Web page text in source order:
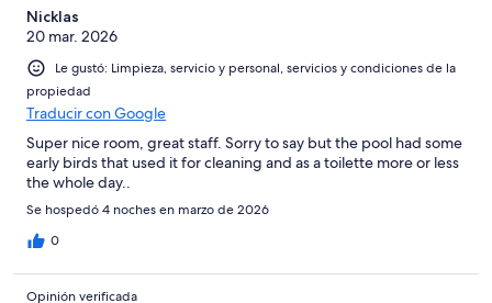
Nicklas
20 mar. 2026
Le gustó: Limpieza, servicio y personal, servicios y condiciones de la
propiedad
Traducir con Google
Super nice room, great staff. Sorry to say but the pool had some
early birds that used it for cleaning and as a toilette more or less
the whole day..
Se hospedó 4 noches en marzo de 2026
0
Opinión verificada